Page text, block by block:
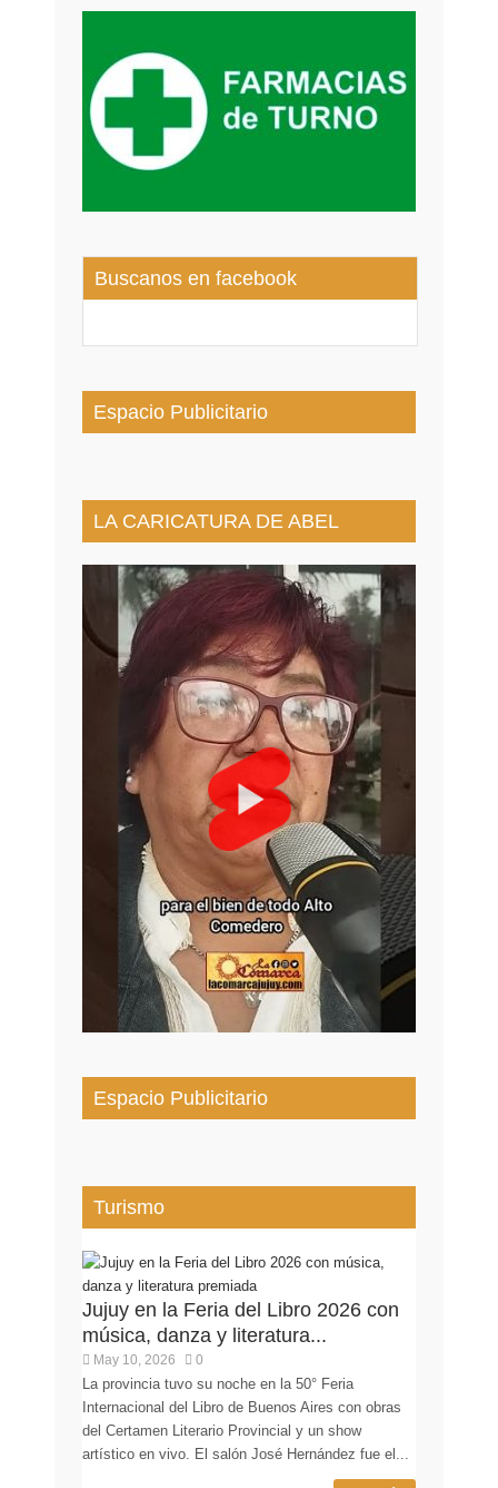
Buscanos en facebook
Espacio Publicitario
LA CARICATURA DE ABEL
Espacio Publicitario
Turismo
Jujuy en la Feria del Libro 2026 con
música, danza y literatura...
May 10, 2026 0
La provincia tuvo su noche en la 50° Feria
Internacional del Libro de Buenos Aires con obras
del Certamen Literario Provincial y un show
artístico en vivo. El salón José Hernández fue el...